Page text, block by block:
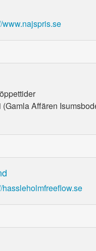
www.najspris.se
Affären
hassleholmfreeflow.se